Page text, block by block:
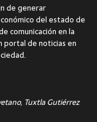
de generar
del estado de
comunicación en la
portal de noticias en
Tuxtla Gutiérrez